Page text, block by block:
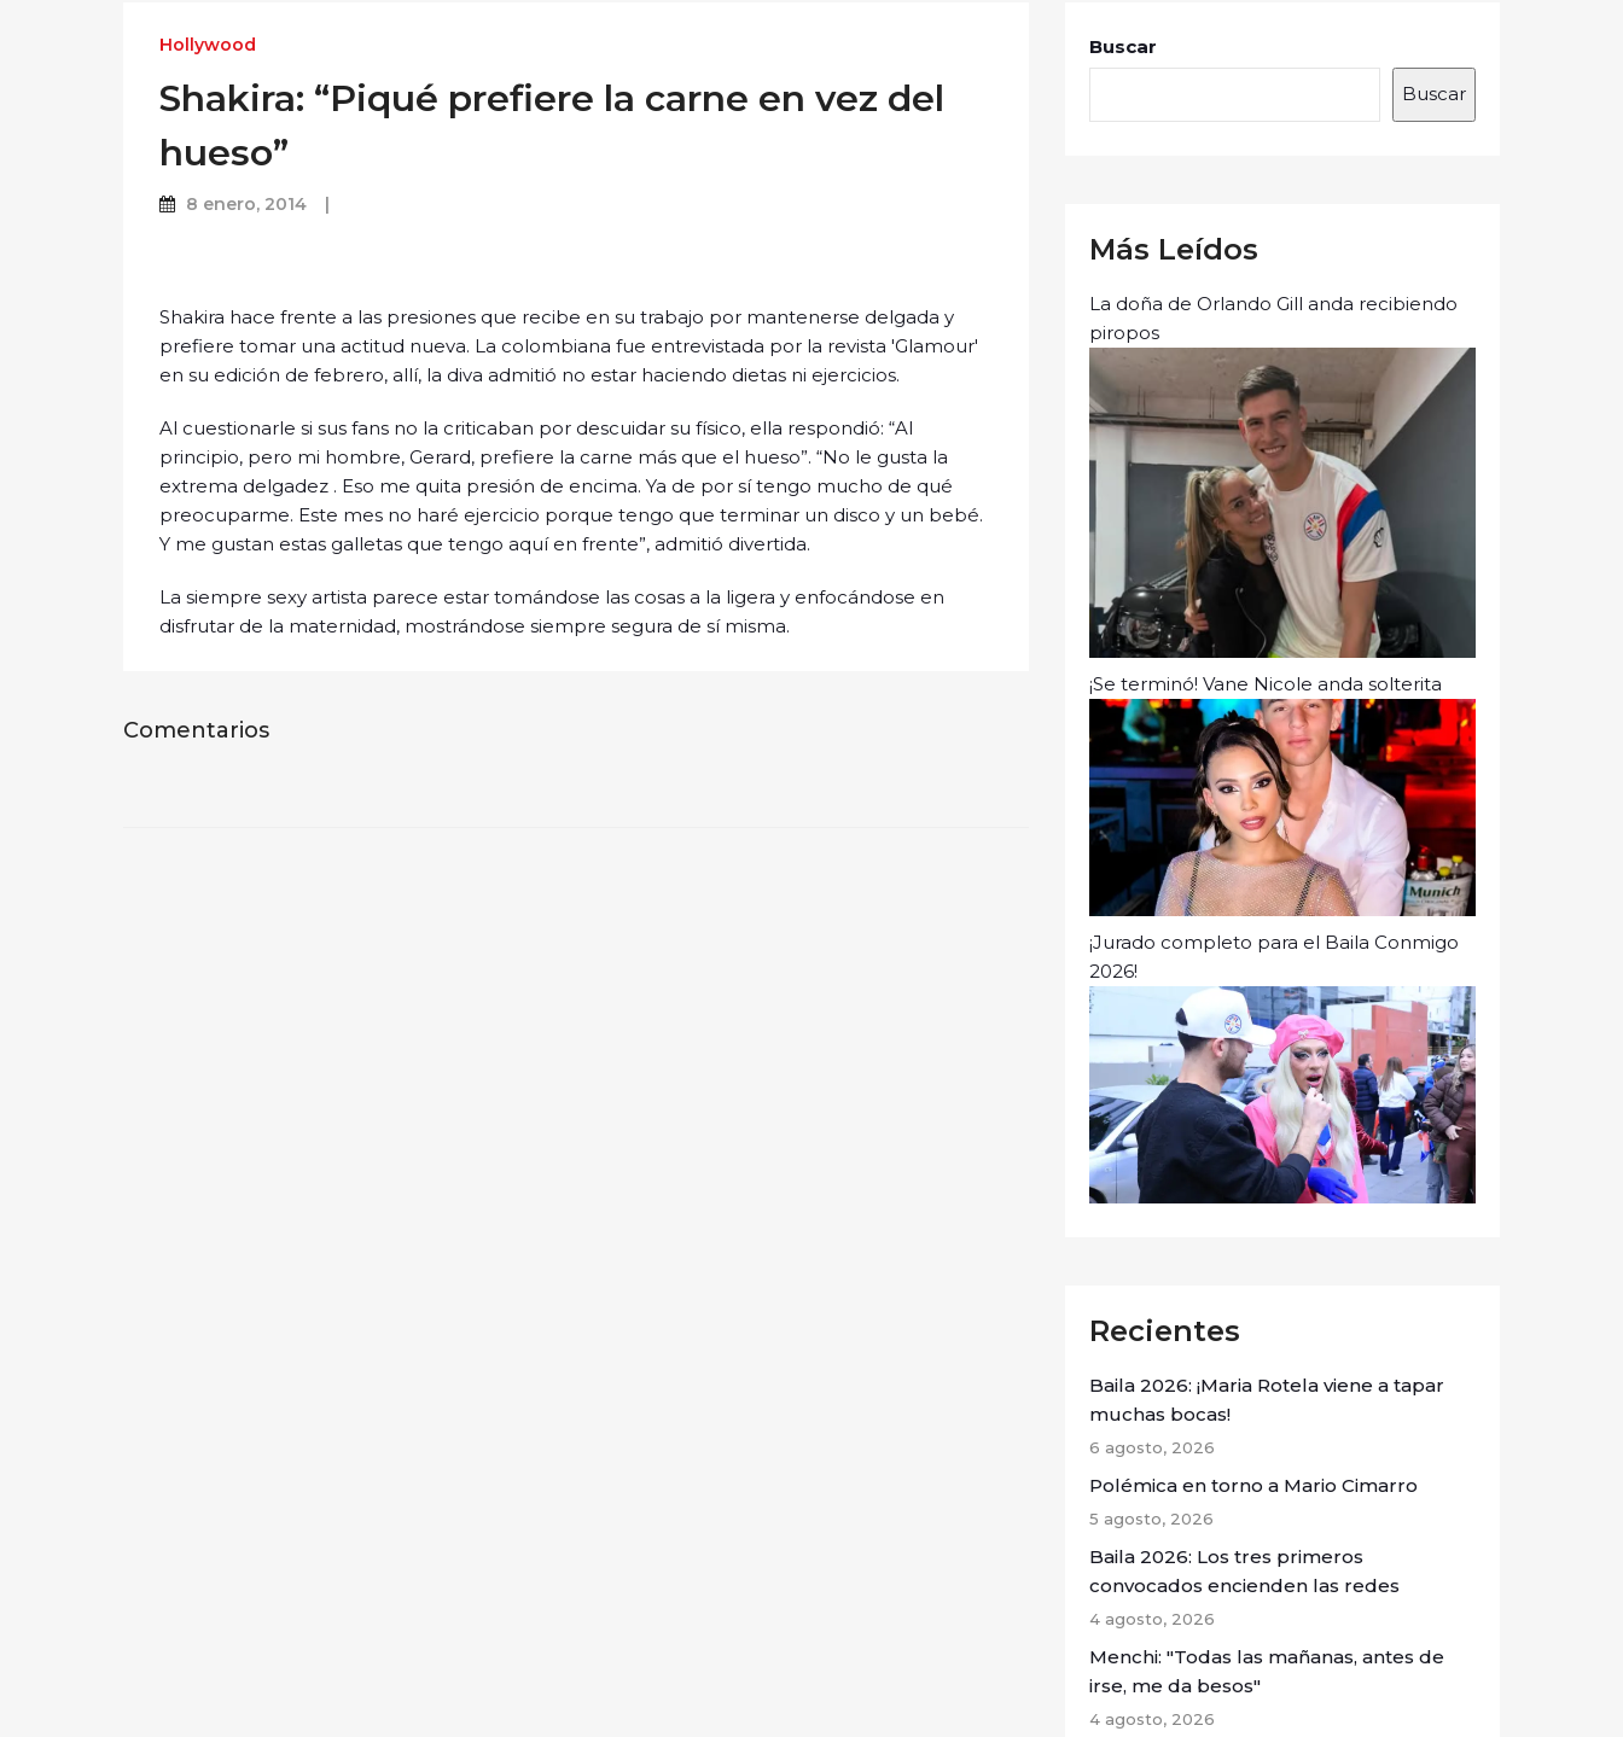
Hollywood
Shakira: “Piqué prefiere la carne en vez del
hueso”
8 enero, 2014
Shakira hace frente a las presiones que recibe en su trabajo por mantenerse delgada y
prefiere tomar una actitud nueva. La colombiana fue entrevistada por la revista 'Glamour'
en su edición de febrero, allí, la diva admitió no estar haciendo dietas ni ejercicios.
Al cuestionarle si sus fans no la criticaban por descuidar su físico, ella respondió: “Al
principio, pero mi hombre, Gerard, prefiere la carne más que el hueso”. “No le gusta la
extrema delgadez . Eso me quita presión de encima. Ya de por sí tengo mucho de qué
preocuparme. Este mes no haré ejercicio porque tengo que terminar un disco y un bebé.
Y me gustan estas galletas que tengo aquí en frente”, admitió divertida.
La siempre sexy artista parece estar tomándose las cosas a la ligera y enfocándose en
disfrutar de la maternidad, mostrándose siempre segura de sí misma.
Comentarios
Buscar
Buscar
Más Leídos
La doña de Orlando Gill anda recibiendo
piropos
¡Se terminó! Vane Nicole anda solterita
¡Jurado completo para el Baila Conmigo
2026!
Recientes
Baila 2026: ¡Maria Rotela viene a tapar
muchas bocas!
6 agosto, 2026
Polémica en torno a Mario Cimarro
5 agosto, 2026
Baila 2026: Los tres primeros
convocados encienden las redes
4 agosto, 2026
Menchi: "Todas las mañanas, antes de
irse, me da besos"
4 agosto, 2026